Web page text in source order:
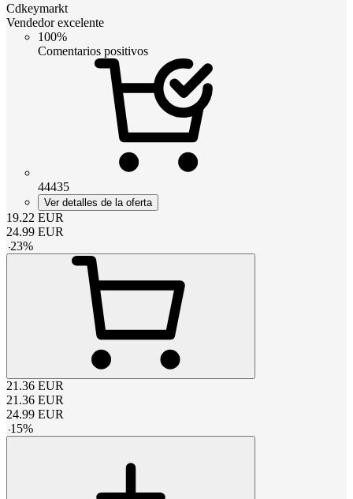
Cdkeymarkt
Vendedor excelente
100%
Comentarios positivos
44435
Ver detalles de la oferta
19.22 EUR
24.99 EUR
-23%
21.36 EUR
21.36 EUR
24.99 EUR
-15%